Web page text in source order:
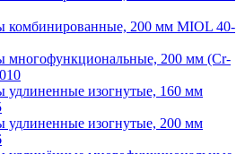
комбинированные, 200 мм MIOL 40-
многофункциональные, 200 мм (Cr-
удлиненные изогнутые, 160 мм
удлиненные изогнутые, 200 мм